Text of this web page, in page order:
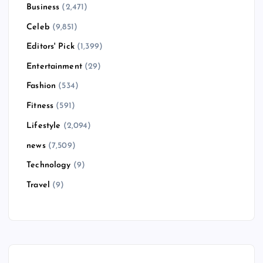
Business (2,471)
Celeb (9,851)
Editors' Pick(1,399)
Entertainment(29)
Fashion (534)
Fitness (591)
Lifestyle (2,094)
news(7,509)
Technology (9)
Travel (9)